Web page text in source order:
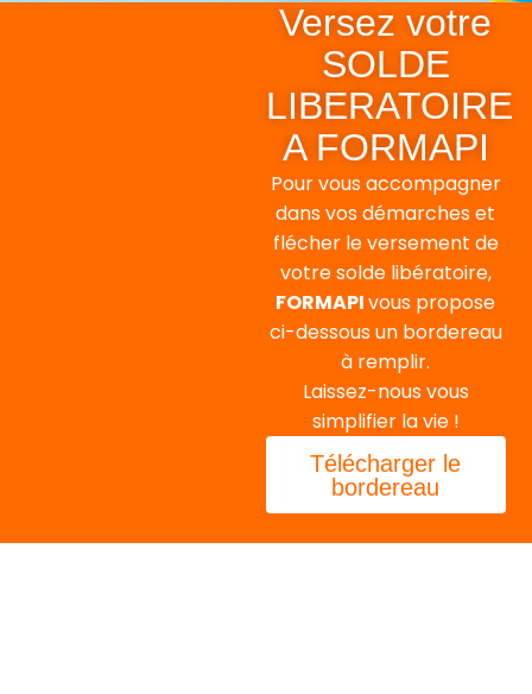
Versez votre
SOLDE
LIBERATOIRE
A FORMAPI
Pour vous accompagner
dans vos démarches et
flécher le versement de
votre solde libératoire,
FORMAPIvous propose
ci-dessous un bordereau
à remplir.
Laissez-nous vous
simplifier la vie !
Télécharger le
bordereau